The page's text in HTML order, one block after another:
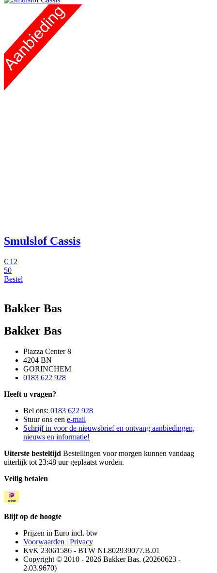
Smulslof Cassis
€ 12
50
Bestel
Bakker Bas
Bakker Bas
Piazza Center 8
4204 BN
GORINCHEM
0183 622 928
Heeft u vragen?
Bel ons: 0183 622 928
Stuur ons een e-mail
Schrijf in voor de nieuwsbrief en ontvang aanbiedingen,
nieuws en informatie!
Uiterste besteltijd Bestellingen voor morgen kunnen vandaag
uiterlijk tot 23:48 uur geplaatst worden.
Veilig betalen
Blijf op de hoogte
Prijzen in Euro incl. btw
Voorwaarden | Privacy
KvK 23061586 - BTW NL802939077.B.01
Copyright © 2010 - 2026 Bakker Bas. (20260623 -
2.03.9670)